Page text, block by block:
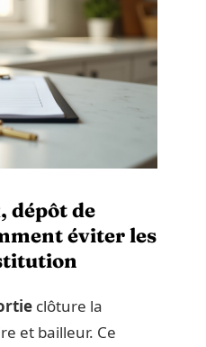
dépôt de
éviter les
clôture la
et bailleur. Ce